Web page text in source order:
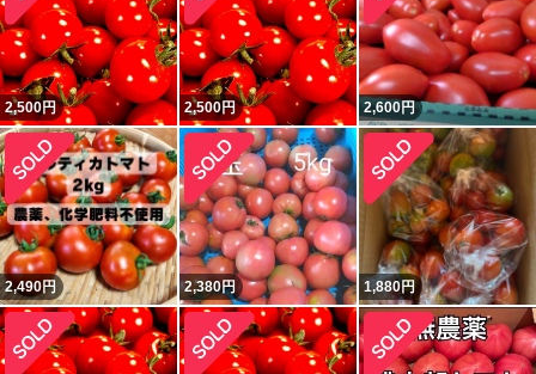
2,500円 2,500円 2,600円
2,490円 2,380円 1,880円